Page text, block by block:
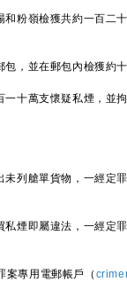
粉嶺檢獲共約一百二
並在郵包內檢獲約十
十萬支懷疑私煙，並
列艙單貨物，一經定
煙即屬違法，一經定
專用電郵帳戶（